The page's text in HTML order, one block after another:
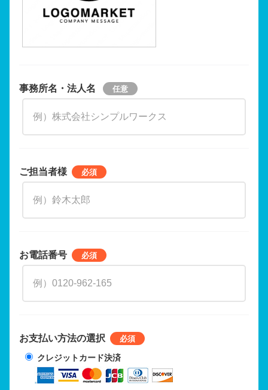
事務所名・法人名
ご担当者様
お電話番号
お支払い方法の選択
クレジットカード決済